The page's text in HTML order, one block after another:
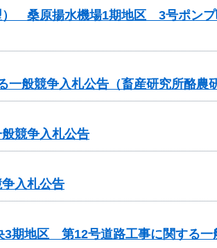
） 桑原揚水機場1期地区 3号ポン
般競争入札公告（畜産研究所酪農
競争入札公告
入札公告
期地区 第12号道路工事に関する一